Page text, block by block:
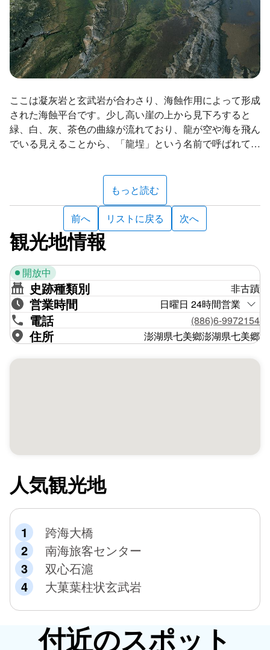
ここは凝灰岩と玄武岩が合わさり、海蝕作用によって形成
された海蝕平台です。少し高い崖の上から見下ろすると
緑、白、灰、茶色の曲線が流れており、龍が空や海を飛ん
でいる見えることから、「龍埕」という名前で呼ばれてい
もっと読む
前へ リストに戻る 次へ
観光地情報
開放中
史跡種類別 非古蹟
営業時間 日曜日 24時間営業
電話 (886)6-9972154
住所 澎湖県七美鄉澎湖県七美郷
人気観光地
跨海大橋
南海旅客センター
双心石滬
大菓葉柱状玄武岩
付近のスポット